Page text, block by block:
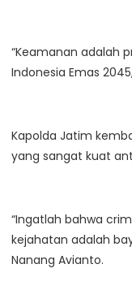
“Keamanan adalah
Indonesia Emas
Kapolda Jatim
yang sangat kuat
“Ingatlah bahwa
kejahatan adalah
Nanang Avianto.